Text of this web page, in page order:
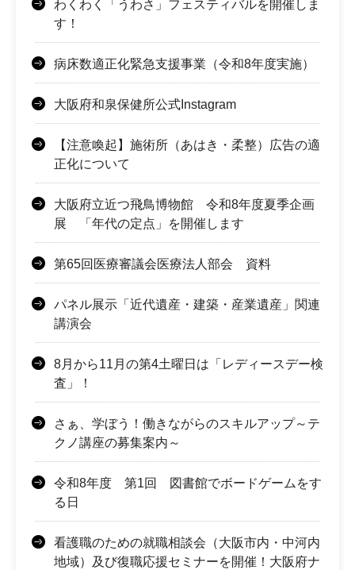
わくわく「うわさ」フェスティバルを開催しま
す！
病床数適正化緊急支援事業（令和8年度実施）
大阪府和泉保健所公式Instagram
【注意喚起】施術所（あはき・柔整）広告の適
正化について
大阪府立近つ飛鳥博物館 令和8年度夏季企画
展 「年代の定点」を開催します
第65回医療審議会医療法人部会 資料
パネル展示「近代遺産・建築・産業遺産」関連
講演会
8月から11月の第4土曜日は「レディースデー検
査」！
さぁ、学ぼう！働きながらのスキルアップ～テ
クノ講座の募集案内～
令和8年度 第1回 図書館でボードゲームをす
る日
看護職のための就職相談会（大阪市内・中河内
地域）及び復職応援セミナーを開催！大阪府ナ